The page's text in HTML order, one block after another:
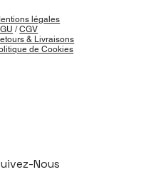
légales
/CGV
& Livraisons
de Cookies
Nous